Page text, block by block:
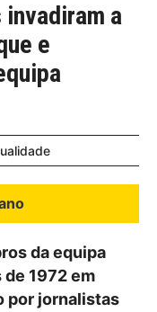
a
e
da equipa
1972 em
por jornalistas